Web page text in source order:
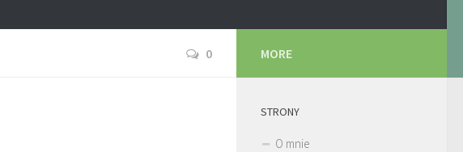
0 MORE
STRONY
O mnie